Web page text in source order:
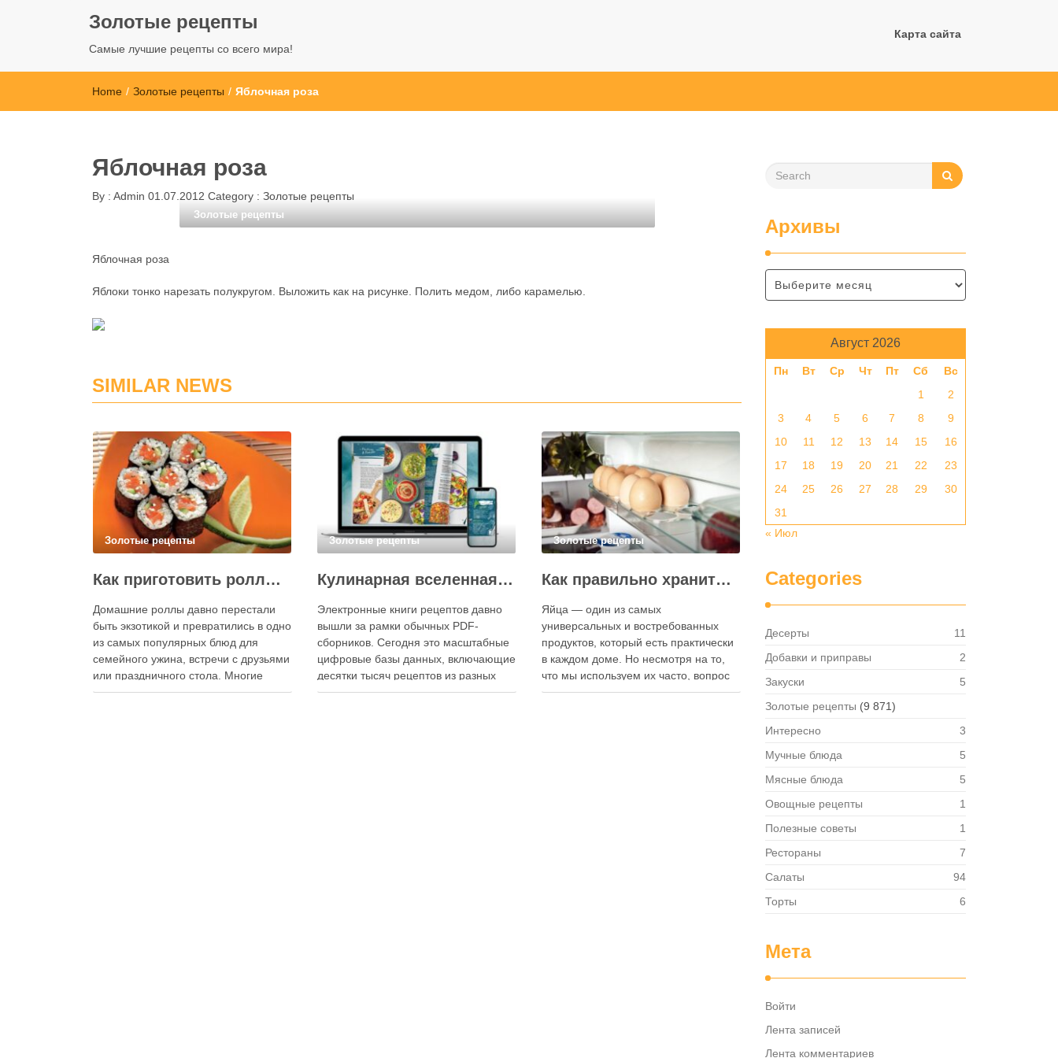
Золотые рецепты
Самые лучшие рецепты со всего мира!
Карта сайта
Home / Золотые рецепты / Яблочная роза
Яблочная роза
By : Admin 01.07.2012 Category : Золотые рецепты
Золотые рецепты
Яблочная роза
Яблоки тонко нарезать полукругом. Выложить как на рисунке. Полить медом, либо карамелью.
SIMILAR NEWS
Золотые рецепты
Как приготовить роллы в домашних условиях?
Домашние роллы давно перестали
быть экзотикой и превратились в одно
из самых популярных блюд для
семейного ужина, встречи с друзьями
или праздничного стола. Многие
считают, что приготовление японских
Золотые рецепты
Кулинарная вселенная в цифре: топ-3 самых больших электронных книг рецептов
Электронные книги рецептов давно
вышли за рамки обычных PDF-
сборников. Сегодня это масштабные
цифровые базы данных, включающие
десятки тысяч рецептов из разных
стран мира, с подробными
Золотые рецепты
Как правильно хранить яйца: в холодильнике или на полке?
Яйца — один из самых
универсальных и востребованных
продуктов, который есть практически
в каждом доме. Но несмотря на то,
что мы используем их часто, вопрос
хранения остаётся актуальным: где
Архивы
Август 2026
Пн Вт Ср Чт Пт Сб
Вс
1
2
3
4 5 6 7 8
9
10
11 12 13 14 15
16
17
18 19 20 21 22
23
24
25 26 27 28 29
30
31
« Июл
Categories
Десерты
11
Добавки и приправы
2
Закуски
5
Золотые рецепты (9 871)
Интересно
3
Мучные блюда
5
Мясные блюда
5
Овощные рецепты
1
Полезные советы
1
Рестораны
7
Салаты
94
Торты
6
Мета
Войти
Лента записей
Лента комментариев